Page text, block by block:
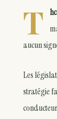
T
aucun
Les
stratégie